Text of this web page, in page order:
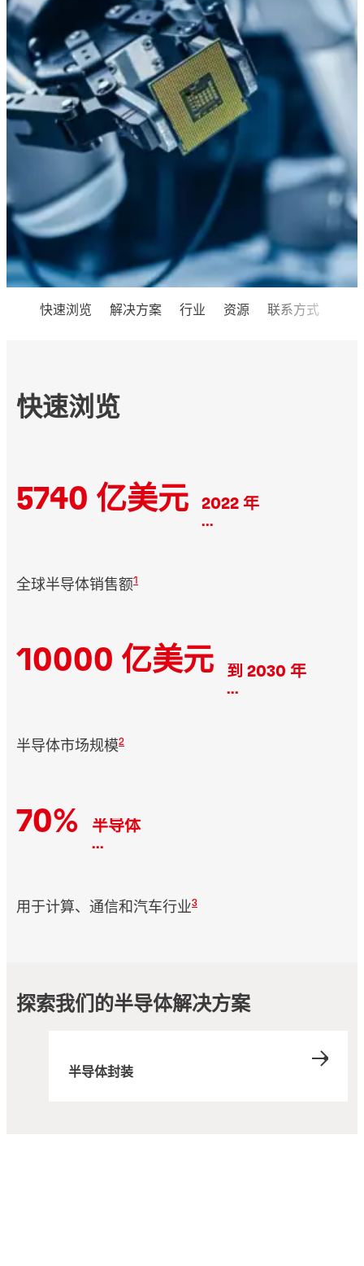
快速浏览 解决方案 行业 资源 联系方式
快速浏览
5740 亿美元 2022 年
...
全球半导体销售额1
10000 亿美元 到 2030 年
...
半导体市场规模2
70% 半导体
...
用于计算、通信和汽车行业3
探索我们的半导体解决方案
半导体封装